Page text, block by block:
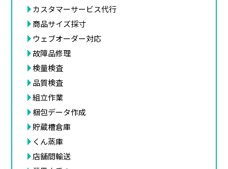
カスタマーサービス代行
商品サイズ採寸
ウェブオーダー対応
故障品修理
検量検査
品質検査
組立作業
梱包データ作成
貯蔵槽倉庫
くん蒸庫
店舗間輸送